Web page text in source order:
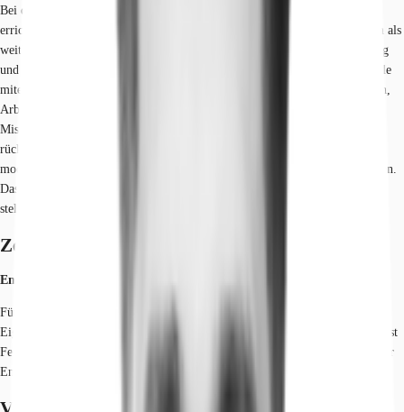
Bei dem Gebäudeensemble handelt es sich um einen in den 1990er Jahren
errichteten Komplex, der aus zwei Baukörpern und einem markanten Turm als
weithin sichtbares Erkennungszeichen besteht. Die Architektur ist geradlinig
und modern. Durch eine großzügige, begrünte Passage sind die Gebäudeteile
miteinander verbunden, was eine angenehme Atmosphäre zwischen Wohnen,
Arbeiten und Einkaufen schafft. Das Nutzungskonzept ist eine reizvolle
Mischung aus Büro- und Ladenflächen, Praxen, einem Restaurant und
rückwärtig gelegenen, ruhigen Wohnungen. Im Inneren bieten die Flächen
modernen Bürokomfort mit variabler Raumaufteilung und Personenaufzügen.
Das Gebäude wurde von einem renommierten Architektenteam geplant und
stellt einen Anziehungspunkt im gesamten Stadtteil dar.
Zertifizierungen
Energieausweis
Für diese Liegenschaft liegt ein Verbrauchsausweis vom 26.01.2009 vom
Eigentümer/Vermieter vor. Der wesentliche Energieträger der Liegenschaft ist
Fernwärme. Der Endenergieverbrauch Strom beträgt 16.00 kWh/(m²*a). Der
Endenergieverbrauch Wärme beträgt 78.50 kWh/(m²*a).